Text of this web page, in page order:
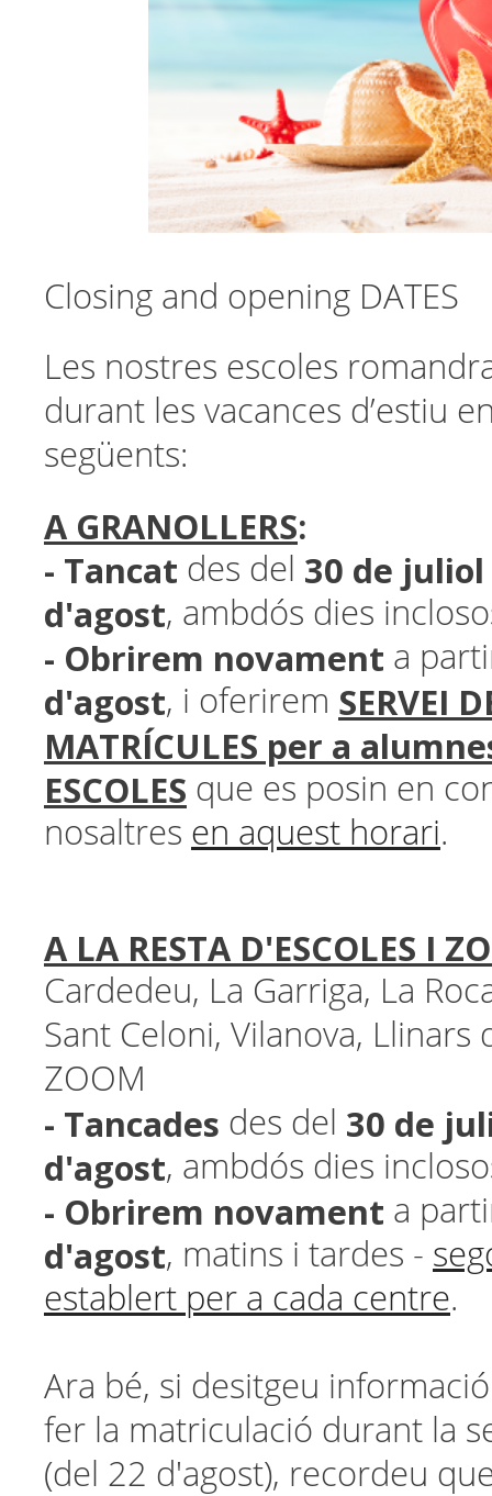
Closing and opening DATES
Les nostres escoles
durant les vacances d’estiu
següents:
A GRANOLLERS:
- Tancat des del 30 de
d'agost, ambdós dies
- Obrirem novament a
d'agost, i oferirem SERVEI
MATRÍCULES per a
ESCOLES que es posin en
nosaltres en aquest horari.
A LA RESTA D'ESCOLES I
Cardedeu, La Garriga, La
Sant Celoni, Vilanova, Llinars
ZOOM
- Tancades des del 30 de
d'agost, ambdós dies
- Obrirem novament a
d'agost, matins i tardes -
establert per a cada centre.
Ara bé, si desitgeu
fer la matriculació durant la
(del 22 d'agost), recordeu